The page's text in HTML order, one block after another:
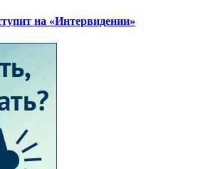
на «Интервидении»